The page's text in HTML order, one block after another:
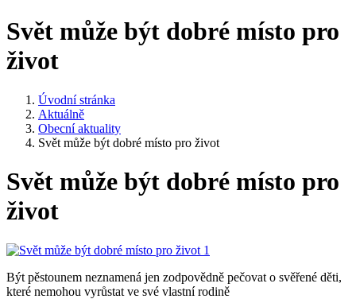
Svět může být dobré místo pro
život
Úvodní stránka
Aktuálně
Obecní aktuality
Svět může být dobré místo pro život
Svět může být dobré místo pro
život
Být pěstounem neznamená jen zodpovědně pečovat o svěřené děti,
které nemohou vyrůstat ve své vlastní rodině